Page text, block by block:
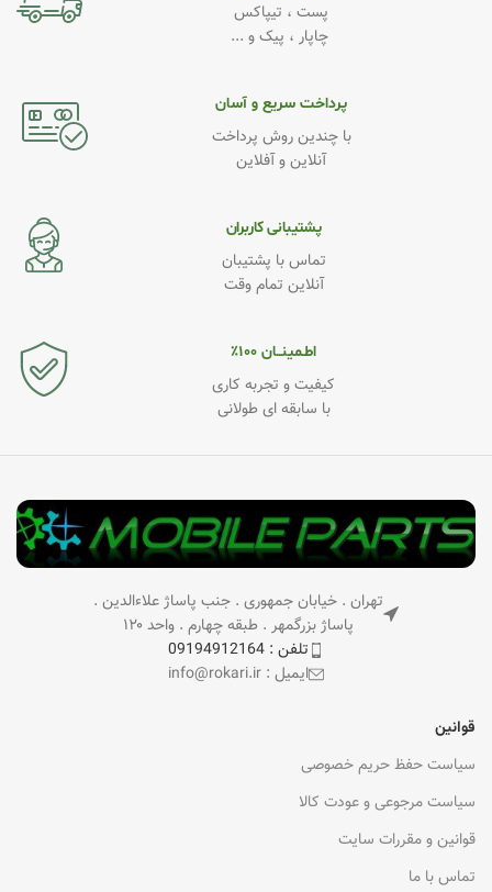
پست ، تیپاکس
چاپار ، پیک و ...
پرداخت سریع و آسان
با چندین روش پرداخت
آنلاین و آفلاین
پشتیبانی کاربران
تماس با پشتیبان
آنلاین تمام وقت
اطـمینــان ۱۰۰٪
کیفیت و تجربه کاری
با سابقه ای طولانی
تهران . خیابان جمهوری . جنب پاساژ علاءالدین .
پاساژ بزرگمهر . طبقه چهارم . واحد ۱۲۰
تلفن : 09194912164
ایمیل : info@rokari.ir
قوانین
سیاست حفظ حریم خصوصی
سیاست مرجوعی و عودت کالا
قوانین و مقررات سایت
تماس با ما